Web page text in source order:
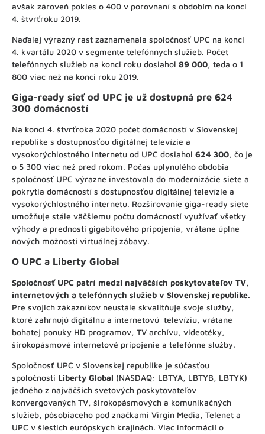
avšak zároveň pokles o 400 v porovnaní s obdobím na konci
4. štvrťroku 2019.
Naďalej výrazný rast zaznamenala spoločnosť UPC na konci
4. kvartálu 2020 v segmente telefónnych služieb. Počet
telefónnych služieb na konci roku dosiahol 89 000, teda o 1
800 viac než na konci roku 2019.
Giga-ready sieť od UPC je už dostupná pre 624
300 domácností
Na konci 4. štvrťroka 2020 počet domácností v Slovenskej
republike s dostupnosťou digitálnej televízie a
vysokorýchlostného internetu od UPC dosiahol 624 300, čo je
o 5 300 viac než pred rokom. Počas uplynulého obdobia
spoločnosť UPC výrazne investovala do modernizácie siete a
pokrytia domácností s dostupnosťou digitálnej televízie a
vysokorýchlostného internetu. Rozširovanie giga-ready siete
umožňuje stále väčšiemu počtu domácností využívať všetky
výhody a prednosti gigabitového pripojenia, vrátane úplne
nových možností virtuálnej zábavy.
O UPC a Liberty Global
Spoločnosť UPC patrí medzi najväčších poskytovateľov TV,
internetových a telefónnych služieb v Slovenskej republike.
Pre svojich zákazníkov neustále skvalitňuje svoje služby,
ktoré zahrnujú digitálnu a internetovú televíziu, vrátane
bohatej ponuky HD programov, TV archívu, videotéky,
širokopásmové internetové pripojenie a telefónne služby.
Spoločnosť UPC v Slovenskej republike je súčasťou
spoločnosti Liberty Global (NASDAQ: LBTYA, LBTYB, LBTYK)
jedného z najväčších svetových poskytovateľov
konvergovaných TV, širokopásmových a komunikačných
služieb, pôsobiaceho pod značkami Virgin Media, Telenet a
UPC v šiestich európskych krajinách. Viac informácií o